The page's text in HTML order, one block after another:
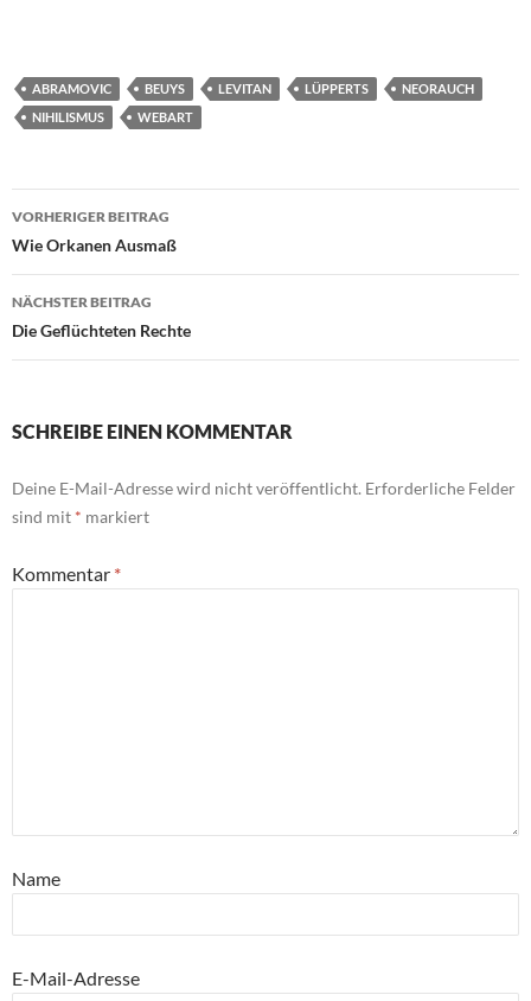
ABRAMOVIC BEUYS LEVITAN LÜPPERTS
NEORAUCH
NIHILISMUS
WEBART
Beitragsnavigation
VORHERIGER BEITRAG
Wie Orkanen Ausmaß
NÄCHSTER BEITRAG
Die Geflüchteten Rechte
SCHREIBE EINEN KOMMENTAR
Deine E-Mail-Adresse wird nicht veröffentlicht. Erforderliche Felder
sind mit * markiert
Kommentar *
Name
E-Mail-Adresse